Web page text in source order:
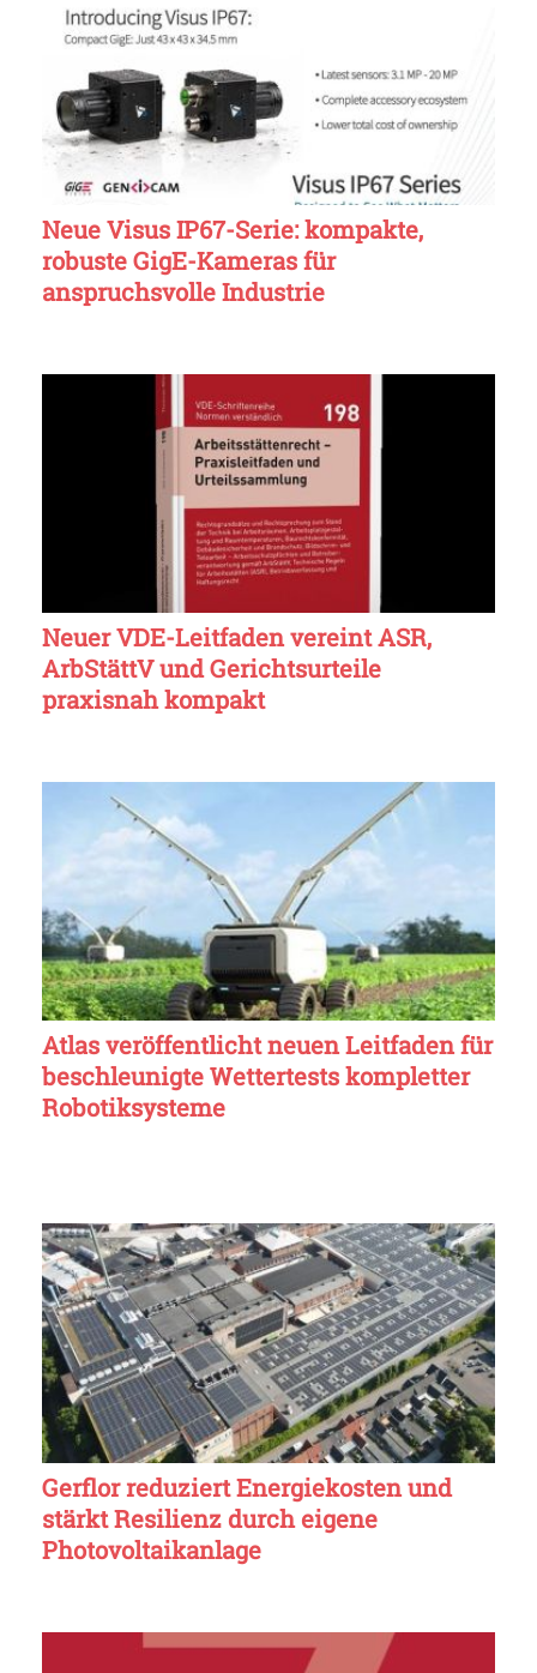
Neue Visus IP67-Serie: kompakte,
robuste GigE-Kameras für
anspruchsvolle Industrie
Neuer VDE-Leitfaden vereint ASR,
ArbStättV und Gerichtsurteile
praxisnah kompakt
Atlas veröffentlicht neuen Leitfaden für
beschleunigte Wettertests kompletter
Robotiksysteme
Gerflor reduziert Energiekosten und
stärkt Resilienz durch eigene
Photovoltaikanlage